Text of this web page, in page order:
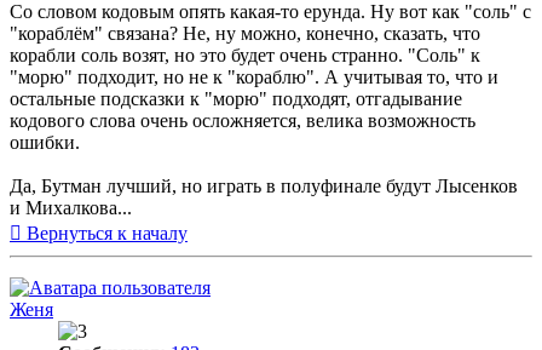
Со словом кодовым опять какая-то ерунда. Ну вот как "соль" с
"кораблём" связана? Не, ну можно, конечно, сказать, что
корабли соль возят, но это будет очень странно. "Соль" к
"морю" подходит, но не к "кораблю". А учитывая то, что и
остальные подсказки к "морю" подходят, отгадывание
кодового слова очень осложняется, велика возможность
ошибки.
Да, Бутман лучший, но играть в полуфинале будут Лысенков
и Михалкова...
Вернуться к началу
Женя